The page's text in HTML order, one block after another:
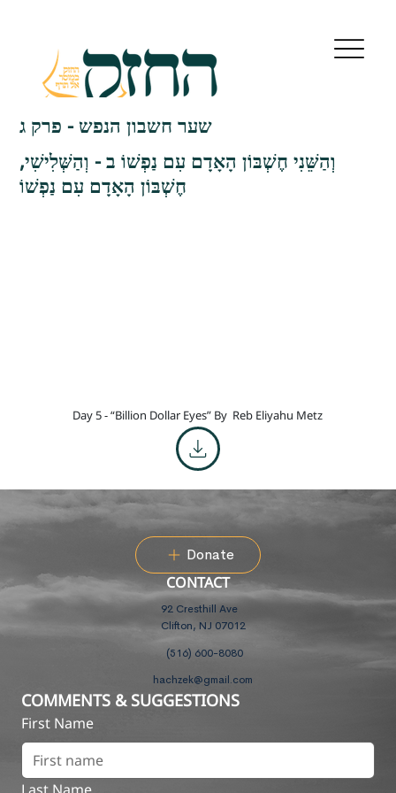
שער חשבון הנפש - פרק ג
וְהַשֵּׁנִי חֶשְׁבּוֹן הָאָדָם עִם נַפְשׁוֹ ב - וְהַשְּׁלִישִׁי,
חֶשְׁבּוֹן הָאָדָם עִם נַפְשׁוֹ
Day 5 - “Billion Dollar Eyes” By Reb Eliyahu Metz
Donate
CONTACT
92 Cresthill Ave
Clifton, NJ 07012
(516) 600-8080
hachzek@gmail.com
COMMENTS & SUGGESTIONS
First Name